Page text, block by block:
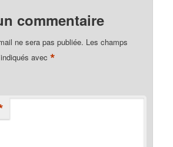
commentaire
ne sera pas publiée. Les champs
avec*